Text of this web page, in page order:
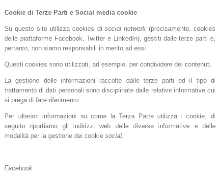
Cookie di Terze Parti e Social media cookie
Su questo sito utilizza cookies disocial network (precisamente, cookies
delle piattaforme Facebook, Twitter e LinkedIn), gestiti dalle terze parti e,
pertanto, non siamo responsabili in merito ad essi.
Questi cookies sono utilizzati, ad esempio, per condividere dei contenuti.
La gestione delle informazioni raccolte dalle terze parti ed il tipo di
trattamento di dati personali sono disciplinate dalle relative informative cui
si prega di fare riferimento.
Per ulteriori informazioni su come la Terza Parte utilizza i cookie, di
seguito riportiamo gli indirizzi web delle diverse informative e delle
modalità per la gestione dei cookie social.
Facebook